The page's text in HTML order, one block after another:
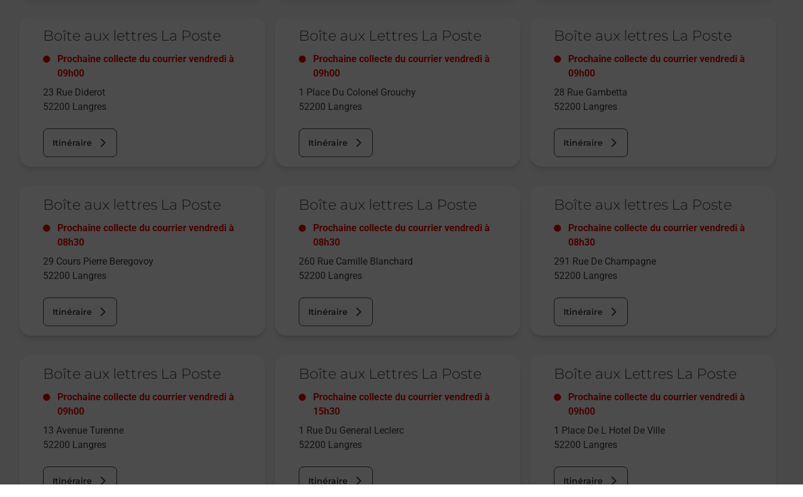
Boîte aux lettres La Poste
Prochaine collecte du courrier vendredi à
09h00
23 Rue Diderot
52200 Langres
Itinéraire
Boîte aux Lettres La Poste
Prochaine collecte du courrier vendredi à
09h00
1 Place Du Colonel Grouchy
52200 Langres
Itinéraire
Boîte aux lettres La Poste
Prochaine collecte du courriervendredi à
09h00
28 Rue Gambetta
52200 Langres
Itinéraire
Boîte aux lettres La Poste
Prochaine collecte du courrier vendredi à
08h30
29 Cours Pierre Beregovoy
52200 Langres
Itinéraire
Boîte aux lettres La Poste
Prochaine collecte du courrier vendredi à
08h30
260 Rue Camille Blanchard
52200 Langres
Itinéraire
Boîte aux lettres La Poste
Prochaine collecte du courriervendredi à
08h30
291 Rue De Champagne
52200 Langres
Itinéraire
Boîte aux lettres La Poste
Prochaine collecte du courrier vendredi à
09h00
13 Avenue Turenne
52200 Langres
Itinéraire
Boîte aux Lettres La Poste
Prochaine collecte du courrier vendredi à
15h30
1 Rue Du General Leclerc
52200 Langres
Itinéraire
Boîte aux Lettres La Poste
Prochaine collecte du courriervendredi à
09h00
1 Place De L Hotel De Ville
52200 Langres
Itinéraire